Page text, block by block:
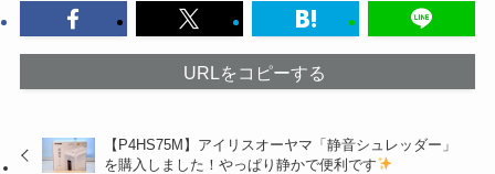
URLをコピーする
【P4HS75M】アイリスオーヤマ「静音シュレッダー」
を購入しました！やっぱり静かで便利です